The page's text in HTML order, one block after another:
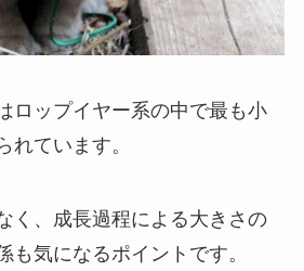
ロップイヤー系の中で最も小
れています。
く、成長過程による大きさの
も気になるポイントです。